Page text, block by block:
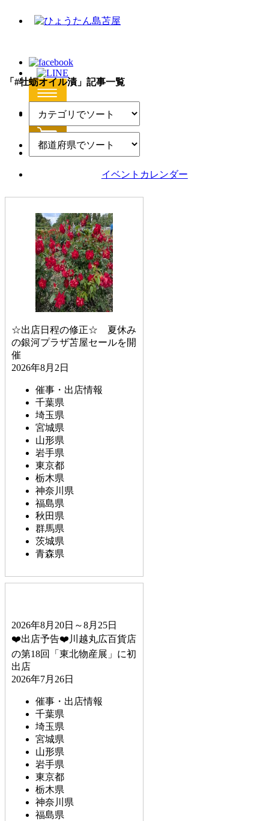
「#牡蛎オイル漬」記事一覧
イベントカレンダー
☆出店日程の修正☆ 夏休み
の銀河プラザ苫屋セールを開
催
2026年8月2日
催事・出店情報
千葉県
埼玉県
宮城県
山形県
岩手県
東京都
栃木県
神奈川県
福島県
秋田県
群馬県
茨城県
青森県
2026年8月20日～8月25日
❤️出店予告❤️川越丸広百貨店
の第18回「東北物産展」に初
出店
2026年7月26日
催事・出店情報
千葉県
埼玉県
宮城県
山形県
岩手県
東京都
栃木県
神奈川県
福島県